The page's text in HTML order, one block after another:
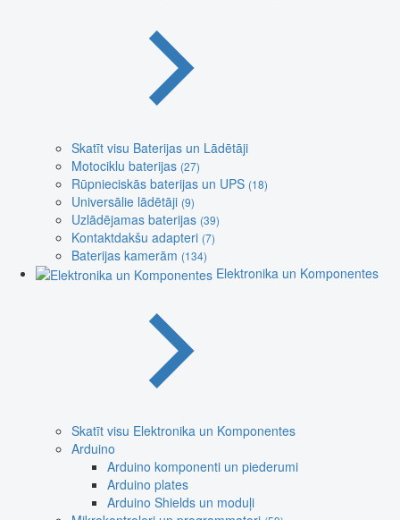
Skatīt visu Baterijas un Lādētāji
Motociklu baterijas (27)
Rūpnieciskās baterijas un UPS (18)
Universālie lādētāji (9)
Uzlādējamas baterijas (39)
Kontaktdakšu adapteri (7)
Baterijas kamerām (134)
Elektronika un Komponentes
Skatīt visu Elektronika un Komponentes
Arduino
Arduino komponenti un piederumi
Arduino plates
Arduino Shields un moduļi